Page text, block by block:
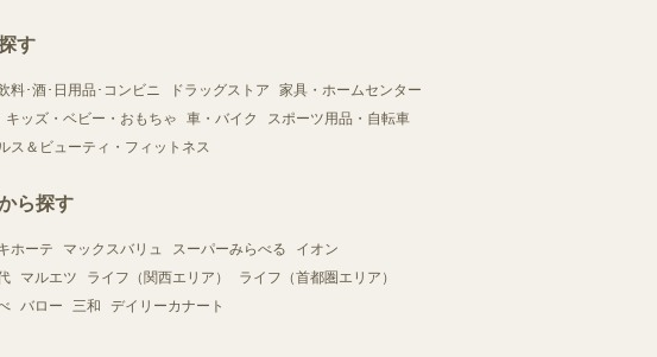
す
料･酒･日用品･コンビニ ドラッグストア
家具・ホームセンター
キッズ・ベビー・おもちゃ 車・バイク
スポーツ用品・自転車
ス＆ビューティ・フィットネス
ら探す
ホーテ マックスバリュ スーパーみらべる
イオン
マルエツ ライフ（関西エリア）
ライフ（首都圏エリア）
バロー 三和 デイリーカナート